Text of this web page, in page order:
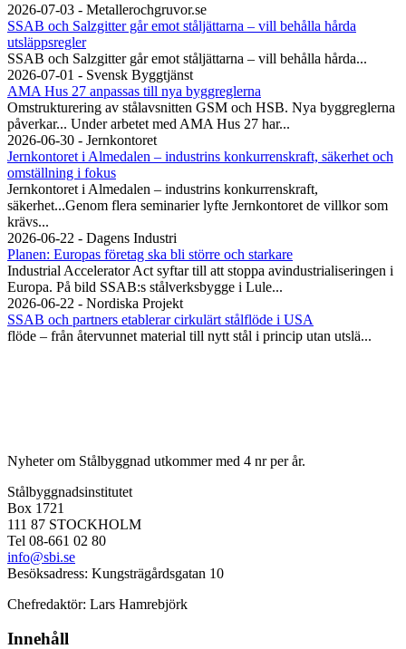
2026-07-03 - Metallerochgruvor.se
SSAB och Salzgitter går emot ståljättarna – vill behålla hårda
utsläppsregler
SSAB och Salzgitter går emot ståljättarna – vill behålla hårda...
2026-07-01 - Svensk Byggtjänst
AMA Hus 27 anpassas till nya byggreglerna
Omstrukturering av stålavsnitten GSM och HSB. Nya byggreglerna
påverkar... Under arbetet med AMA Hus 27 har...
2026-06-30 - Jernkontoret
Jernkontoret i Almedalen – industrins konkurrenskraft, säkerhet och
omställning i fokus
Jernkontoret i Almedalen – industrins konkurrenskraft,
säkerhet...Genom flera seminarier lyfte Jernkontoret de villkor som
krävs...
2026-06-22 - Dagens Industri
Planen: Europas företag ska bli större och starkare
Industrial Accelerator Act syftar till att stoppa avindustrialiseringen i
Europa. På bild SSAB:s stålverksbygge i Lule...
2026-06-22 - Nordiska Projekt
SSAB och partners etablerar cirkulärt stålflöde i USA
flöde – från återvunnet material till nytt stål i princip utan utslä...
Nyheter om Stålbyggnad utkommer med 4 nr per år.
Stålbyggnadsinstitutet
Box 1721
111 87 STOCKHOLM
Tel 08-661 02 80
info@sbi.se
Besöksadress: Kungsträgårdsgatan 10
Chefredaktör: Lars Hamrebjörk
Innehåll